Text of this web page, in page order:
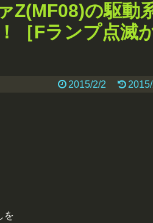
Z(MF08)の駆動
［Fランプ点滅
2015/2/2
を